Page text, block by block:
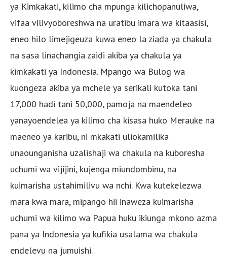
ya Kimkakati, kilimo cha mpunga kilichopanuliwa,
vifaa vilivyoboreshwa na uratibu imara wa kitaasisi,
eneo hilo limejigeuza kuwa eneo la ziada ya chakula
na sasa linachangia zaidi akiba ya chakula ya
kimkakati ya Indonesia. Mpango wa Bulog wa
kuongeza akiba ya mchele ya serikali kutoka tani
17,000 hadi tani 50,000, pamoja na maendeleo
yanayoendelea ya kilimo cha kisasa huko Merauke na
maeneo ya karibu, ni mkakati uliokamilika
unaounganisha uzalishaji wa chakula na kuboresha
uchumi wa vijijini, kujenga miundombinu, na
kuimarisha ustahimilivu wa nchi. Kwa kutekelezwa
mara kwa mara, mipango hii inaweza kuimarisha
uchumi wa kilimo wa Papua huku ikiunga mkono azma
pana ya Indonesia ya kufikia usalama wa chakula
endelevu na jumuishi.